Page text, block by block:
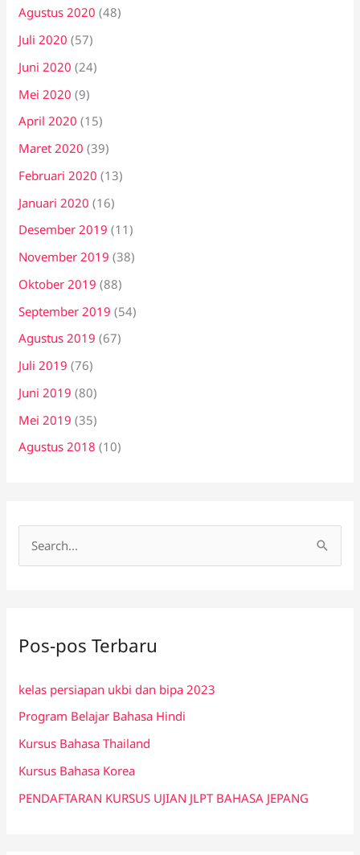
Agustus 2020 (48)
Juli 2020 (57)
Juni 2020 (24)
Mei 2020 (9)
April 2020 (15)
Maret 2020 (39)
Februari 2020 (13)
Januari 2020 (16)
Desember 2019 (11)
November 2019 (38)
Oktober 2019 (88)
September 2019 (54)
Agustus 2019 (67)
Juli 2019 (76)
Juni 2019 (80)
Mei 2019 (35)
Agustus 2018 (10)
u
t
u
k
:
Pos-pos Terbaru
kelas persiapan ukbi dan bipa 2023
Program Belajar Bahasa Hindi
Kursus Bahasa Thailand
Kursus Bahasa Korea
PENDAFTARAN KURSUS UJIAN JLPT BAHASA JEPANG